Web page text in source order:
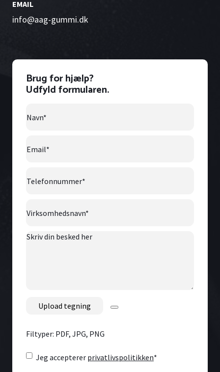
EMAIL
info@aag-gummi.dk
Brug for hjælp?
Udfyld formularen.
Skriv
Filtyper: PDF, JPG, PNG
Consent*
Jeg accepterer privatlivspolitikken*